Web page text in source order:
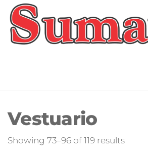
Skip
the
content
Vestuario
Showing 73–96 of 119 resultsSorted